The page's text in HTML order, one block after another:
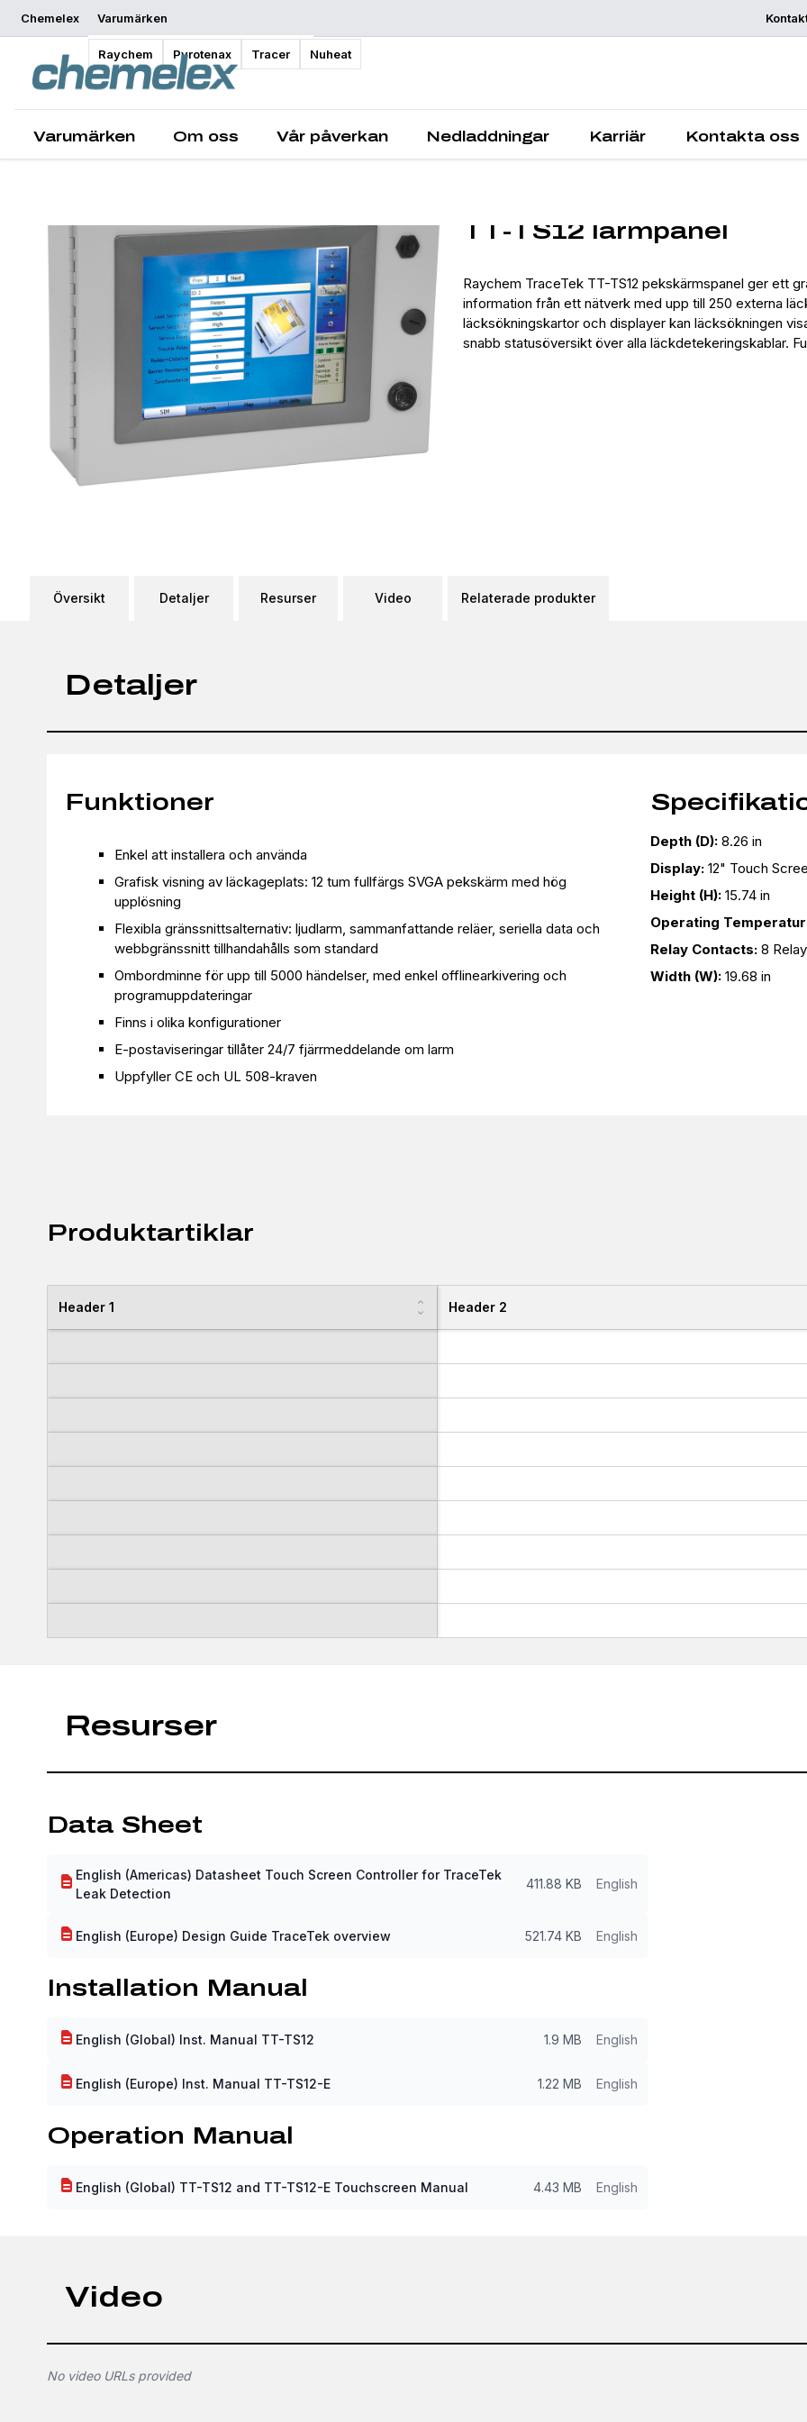
Chemelex Varumärken
Raychem Pyrotenax Tracer Nuheat
Varumärken Om oss Vår påverkan Nedladdningar Karriär Kontakta oss
Begär offert
Översikt
TT-TS12 larmpanel
Raychem TraceTek TT-TS12 pekskärmspanel ger ett
information från ett nätverk med upp till 250 externa
läcksökningskartor och displayer kan läcksökningen
snabb statusöversikt över alla läckdetekeringskablar.
Översikt Detaljer Resurser Video Relaterade produkter
Detaljer
Funktioner
Enkel att installera och använda
Grafisk visning av läckageplats: 12 tum fullfärgs SVGA pekskärm med hög
upplösning
Flexibla gränssnittsalternativ: ljudlarm, sammanfattande reläer, seriella data och
webbgränssnitt tillhandahålls som standard
Ombordminne för upp till 5000 händelser, med enkel offlinearkivering och
programuppdateringar
Finns i olika konfigurationer
E-postaviseringar tillåter 24/7 fjärrmeddelande om larm
Uppfyller CE och UL 508-kraven
Depth (D): 8.26 in
Display: 12" Touch
Height (H): 15.74 in
Operating
Relay Contacts: 8
Width (W): 19.68 in
Produktartiklar
Header 1 Header 2
Resurser
Data Sheet
English (Americas) Datasheet Touch Screen Controller for TraceTek
Leak Detection
411.88 KB English
English (Europe) Design Guide TraceTek overview 521.74 KB English
Installation Manual
English (Global) Inst. Manual TT-TS12 1.9 MB English
English (Europe) Inst. Manual TT-TS12-E 1.22 MB English
Operation Manual
English (Global) TT-TS12 and TT-TS12-E Touchscreen Manual 4.43 MB English
Video
No video URLs provided